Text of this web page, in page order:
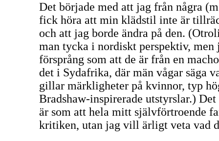
Det började med att jag från några
fick höra att min klädstil inte är
och att jag borde ändra på den.
man tycka i nordiskt perspektiv, men
försprång som att de är från en
det i Sydafrika, där män vågar säga
gillar märkligheter på kvinnor, typ
Bradshaw-inspirerade utstyrslar.)
är som att hela mitt självförtroende
kritiken, utan jag vill ärligt veta vad